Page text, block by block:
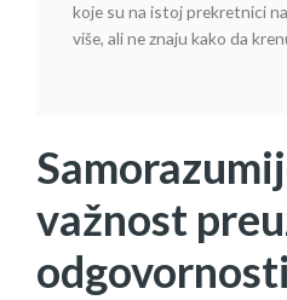
koje su na istoj prekretnici
više, ali ne znaju kako da
važnost
odgovornosti